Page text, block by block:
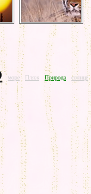
море Пляж Природа солнце